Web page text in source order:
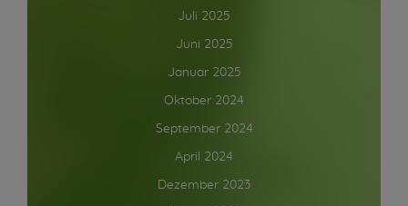
Juli 2025
Juni 2025
Januar 2025
Oktober 2024
September 2024
April 2024
Dezember 2023